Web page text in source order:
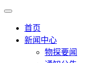
首页
新闻中心
物探要闻